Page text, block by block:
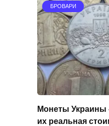
БРОВАРИ
Монеты Украины
их реальная